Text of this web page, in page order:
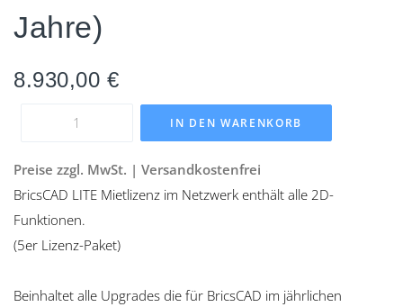
Jahre)
8.930,00 €
IN DEN WARENKORB
Preise zzgl. MwSt. | Versandkostenfrei
BricsCAD LITE Mietlizenz im Netzwerk enthält alle 2D-
Funktionen.
(5er Lizenz-Paket)
Beinhaltet alle Upgrades die für BricsCAD im jährlichen